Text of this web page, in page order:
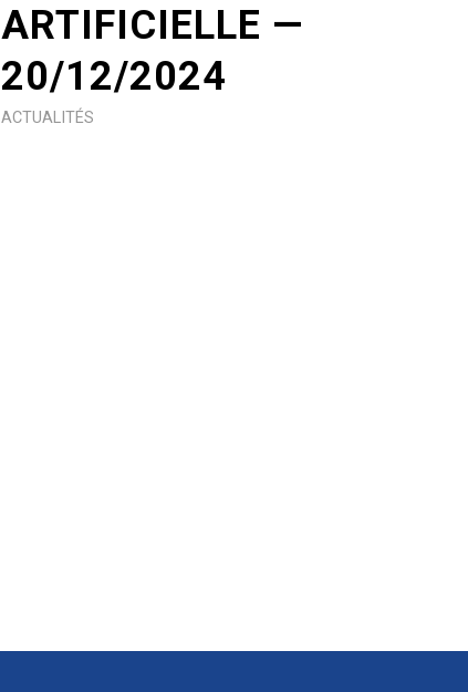
ARTIFICIELLE —
20/12/2024
ACTUALITÉS